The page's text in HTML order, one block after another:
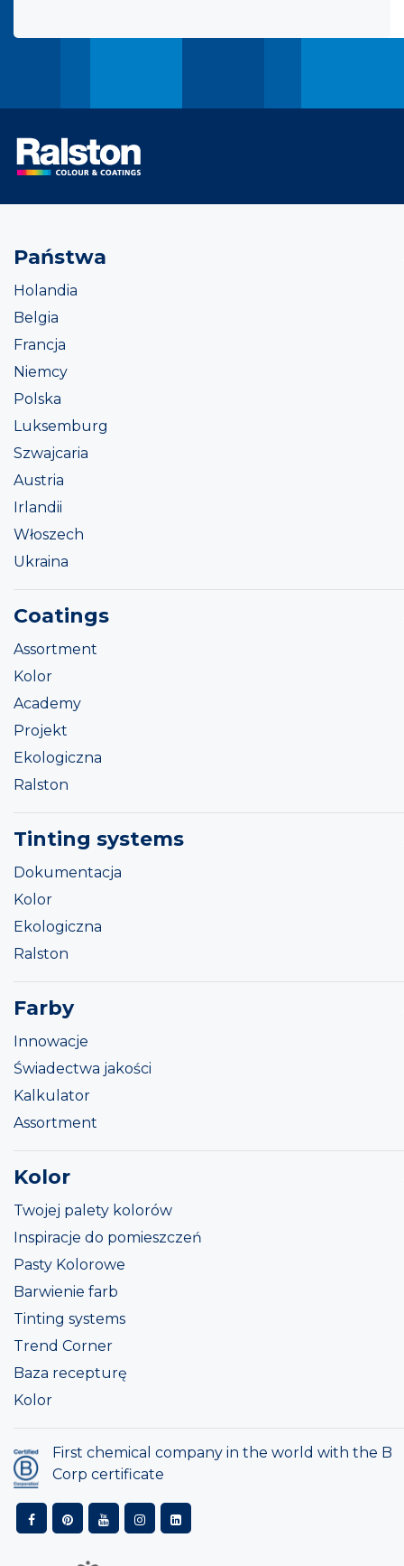
Państwa
Holandia
Belgia
Francja
Niemcy
Polska
Luksemburg
Szwajcaria
Austria
Irlandii
Włoszech
Ukraina
Coatings
Assortment
Kolor
Academy
Projekt
Ekologiczna
Ralston
Tinting systems
Dokumentacja
Kolor
Ekologiczna
Ralston
Farby
Innowacje
Świadectwa jakości
Kalkulator
Assortment
Kolor
Twojej palety kolorów
Inspiracje do pomieszczeń
Pasty Kolorowe
Barwienie farb
Tinting systems
Trend Corner
Baza recepturę
Kolor
First chemical company in the world with the B
Corp certificate